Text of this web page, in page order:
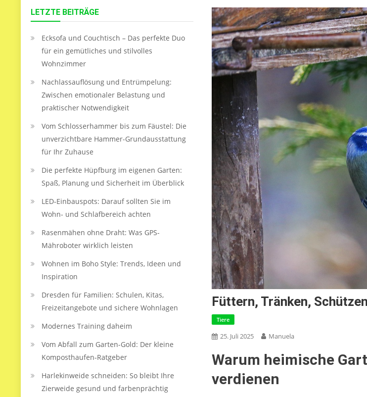
Füttern, Tränken,
Tiere
25. Juli 2025 Manuela
Warum heimische
verdienen
LETZTE BEITRÄGE
Ecksofa und Couchtisch – Das perfekte Duo
für ein gemütliches und stilvolles
Wohnzimmer
Nachlassauflösung und Entrümpelung:
Zwischen emotionaler Belastung und
praktischer Notwendigkeit
Vom Schlosserhammer bis zum Fäustel: Die
unverzichtbare Hammer-Grundausstattung
für Ihr Zuhause
Die perfekte Hüpfburg im eigenen Garten:
Spaß, Planung und Sicherheit im Überblick
LED‑Einbauspots: Darauf sollten Sie im
Wohn- und Schlafbereich achten
Rasenmähen ohne Draht: Was GPS-
Mähroboter wirklich leisten
Wohnen im Boho Style: Trends, Ideen und
Inspiration
Dresden für Familien: Schulen, Kitas,
Freizeitangebote und sichere Wohnlagen
Modernes Training daheim
Vom Abfall zum Garten-Gold: Der kleine
Komposthaufen‑Ratgeber
Harlekinweide schneiden: So bleibt Ihre
Zierweide gesund und farbenprächtig